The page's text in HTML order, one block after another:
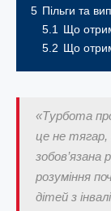
5 Пільги та
5.1 Що
5.2 Що
«Турбота
це не тягар,
зобов’язана
розуміння
дітей з